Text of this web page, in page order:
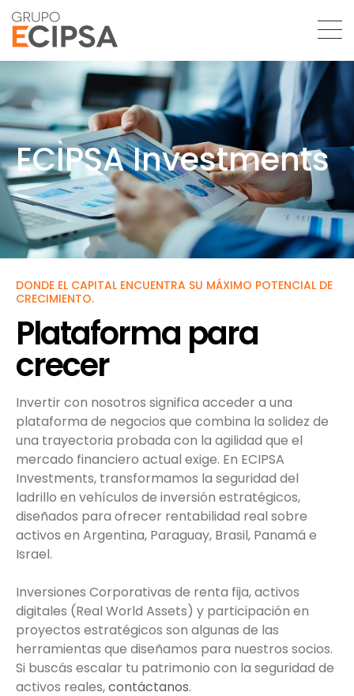
ECIPSA Investments
DONDE EL CAPITAL ENCUENTRA SU MÁXIMO POTENCIAL DE
CRECIMIENTO.
Plataforma para
crecer
Invertir con nosotros significa acceder a una
plataforma de negocios que combina la solidez de
una trayectoria probada con la agilidad que el
mercado financiero actual exige. En ECIPSA
Investments, transformamos la seguridad del
ladrillo en vehículos de inversión estratégicos,
diseñados para ofrecer rentabilidad real sobre
activos en Argentina, Paraguay, Brasil, Panamá e
Israel.
Inversiones Corporativas de renta fija, activos
digitales (Real World Assets) y participación en
proyectos estratégicos son algunas de las
herramientas que diseñamos para nuestros socios.
Si buscás escalar tu patrimonio con la seguridad de
activos reales,contáctanos.